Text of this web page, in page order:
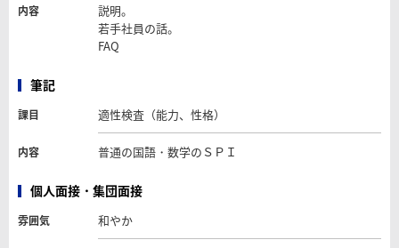
内容
説明。
若手社員の話。
FAQ
筆記
課目 適性検査（能力、性格）
内容 普通の国語・数学のＳＰＩ
個人面接・集団面接
雰囲気 和やか